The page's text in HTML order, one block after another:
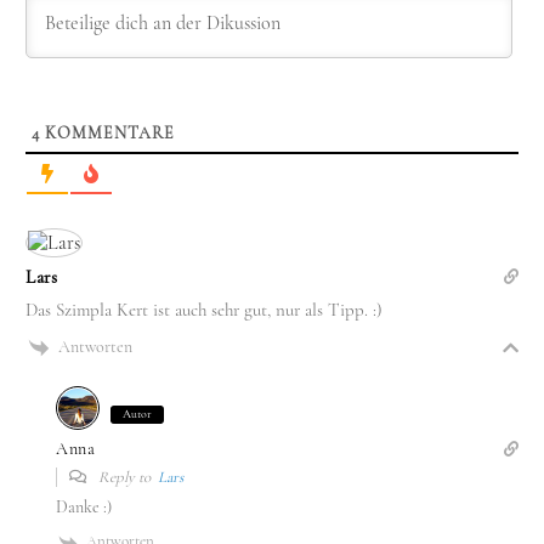
4 KOMMENTARE
Lars
Das Szimpla Kert ist auch sehr gut, nur als Tipp. :)
Antworten
Autor
Anna
Reply to Lars
Danke :)